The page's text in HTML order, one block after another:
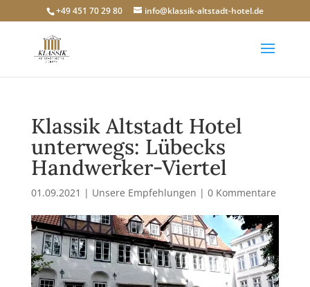
+49 451 70 29 80 info@klassik-altstadt-hotel.de
Klassik Altstadt Hotel
unterwegs: Lübecks
Handwerker-Viertel
01.09.2021 | Unsere Empfehlungen | 0 Kommentare